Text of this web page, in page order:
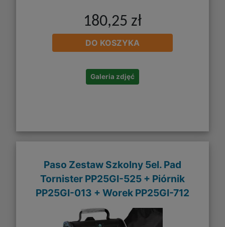
180,25 zł
DO KOSZYKA
Galeria zdjęć
Paso Zestaw Szkolny 5el. Pad
Tornister PP25GI-525 + Piórnik
PP25GI-013 + Worek PP25GI-712